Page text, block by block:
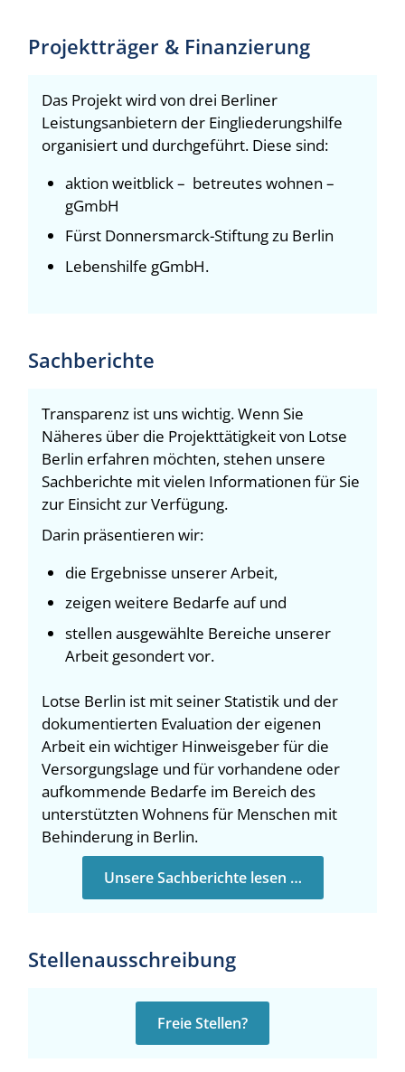
Projektträger & Finanzierung
Das Projekt wird von drei Berliner
Leistungsanbietern der Eingliederungshilfe
organisiert und durchgeführt. Diese sind:
aktion weitblick – betreutes wohnen –
gGmbH
Fürst Donnersmarck-Stiftung zu Berlin
Lebenshilfe gGmbH.
Sachberichte
Transparenz ist uns wichtig. Wenn Sie
Näheres über die Projekttätigkeit von Lotse
Berlin erfahren möchten, stehen unsere
Sachberichte mit vielen Informationen für Sie
zur Einsicht zur Verfügung.
Darin präsentieren wir:
die Ergebnisse unserer Arbeit,
zeigen weitere Bedarfe auf und
stellen ausgewählte Bereiche unserer
Arbeit gesondert vor.
Lotse Berlin ist mit seiner Statistik und der
dokumentierten Evaluation der eigenen
Arbeit ein wichtiger Hinweisgeber für die
Versorgungslage und für vorhandene oder
aufkommende Bedarfe im Bereich des
unterstützten Wohnens für Menschen mit
Behinderung in Berlin.
Unsere Sachberichte lesen …
Stellenausschreibung
Freie Stellen?